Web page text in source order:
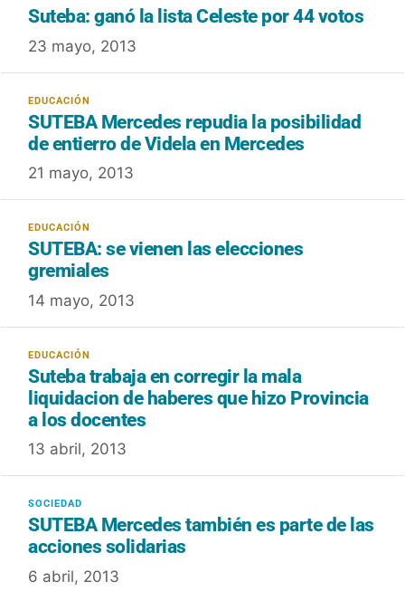
Suteba: ganó la lista Celeste por 44 votos
23 mayo, 2013
SUTEBA Mercedes repudia la posibilidad
de entierro de Videla en Mercedes
21 mayo, 2013
SUTEBA: se vienen las elecciones
gremiales
14 mayo, 2013
Suteba trabaja en corregir la mala
liquidacion de haberes que hizo Provincia
a los docentes
13 abril, 2013
SUTEBA Mercedes también es parte de las
acciones solidarias
6 abril, 2013